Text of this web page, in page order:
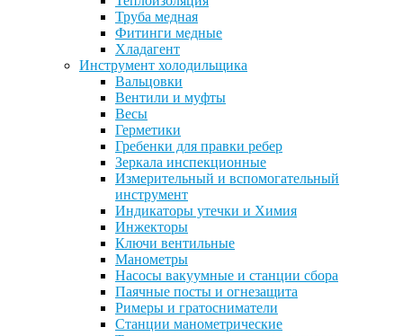
Труба медная
Фитинги медные
Хладагент
Инструмент холодильщика
Вальцовки
Вентили и муфты
Весы
Герметики
Гребенки для правки ребер
Зеркала инспекционные
Измерительный и вспомогательный
инструмент
Индикаторы утечки и Химия
Инжекторы
Ключи вентильные
Манометры
Насосы вакуумные и станции сбора
Паячные посты и огнезащита
Римеры и гратосниматели
Станции манометрические